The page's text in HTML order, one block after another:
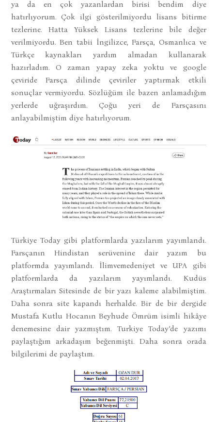
ya da en çok yazanlardan birisi bendim diye
hatırlıyorum. Çok ilgi gösterilmiyordu lisans bitirme
tezlerine. Hatta Yüksek Lisans tezlerine bile değer
verilmiyordu. Ben tabii İngilizce, Farsça, Osmanlıca ve
Türkçe kaynakları yardım almadan kullanarak
hazırladım. O zaman yapay zeka yoktu ve google
çeviride Farsça dilinde çeviriler yaptırmak etkili
sonuçlar vermiyordu. Sözlüğüm ile bazen anlamadığım
yerlerde uğraşırdım. Çoğu yeri de Farsçasını
anlayabilmiştim diye hatırlıyorum.
Türkiye Today gibi platformlarda yazılarım yayımlandı.
Farsçanın Hindistan serüvenine dair yazım bu
platformda yayımlandı. İlimvemedeniyet ve UPA gibi
platformlarda da yazılarım yayımlandı. Kudüs
Araştırmaları Sitesinde de bir yazı kaleme alabilmiştim.
Daha sonra site kapandı herhalde. Bir de bir dergide
Mustafa Kutlu Hocanın Beyhude Ömrüm isimli hikâye
denemesine dair yazmıştım. Turkiye Today’de yazımı
paylaştığım arkadaşım beğenmişti. Daha sonra orada
bilgilerimi de paylaştım.